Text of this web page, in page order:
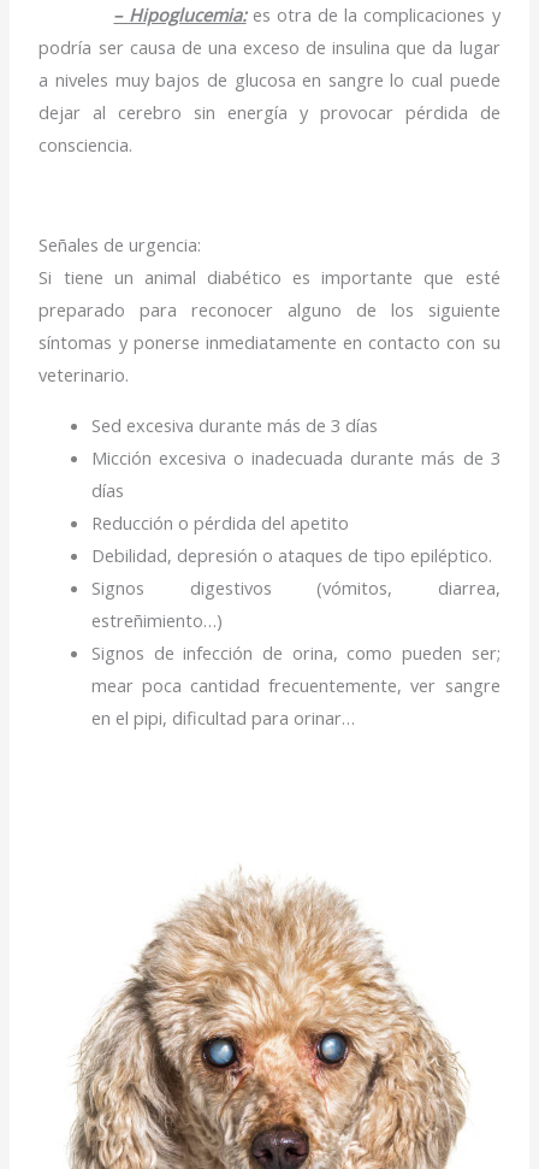
– Hipoglucemia:es otra de la complicaciones y
podría ser causa de una exceso de insulina que da lugar
a niveles muy bajos de glucosa en sangre lo cual puede
dejar al cerebro sin energía y provocar pérdida de
consciencia.
Señales de urgencia:
Si tiene un animal diabético es importante que esté
preparado para reconocer alguno de los siguiente
síntomas y ponerse inmediatamente en contacto con su
veterinario.
Sed excesiva durante más de 3 días
Micción excesiva o inadecuada durante más de 3
días
Reducción o pérdida del apetito
Debilidad, depresión o ataques de tipo epiléptico.
Signos digestivos (vómitos, diarrea,
estreñimiento…)
Signos de infección de orina, como pueden ser;
mear poca cantidad frecuentemente, ver sangre
en el pipi, dificultad para orinar…